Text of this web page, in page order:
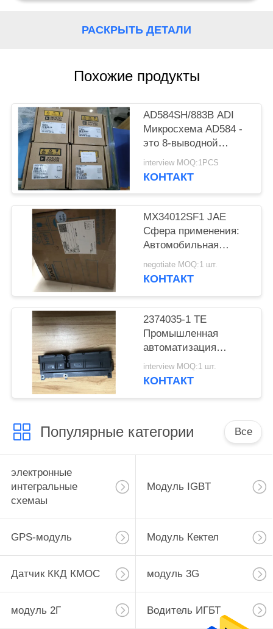
ПОЛИТИКА
КОНФИДЕНЦИАЛЬНОСТИ
РАСКРЫТЬ ДЕТАЛИ
Похожие продукты
AD584SH/883B ADI
Микросхема AD584 -
это 8-выводной
прецизионный
источник опорного
программирования
выводов.
interview MOQ:1PCS
КОНТАКТ
MX34012SF1 JAE
Сфера применения:
Автомобильная
женская розетка
negotiate MOQ:1 шт.
КОНТАКТ
2374035-1 TE
Промышленная
автоматизация
Потребительская
электроника
interview MOQ:1 шт.
КОНТАКТ
Популярные категории Все
электронные
интегральные
схемаы
Модуль IGBT
GPS-модуль Модуль Кектел
Датчик ККД КМОС модуль 3G
модуль 2Г Водитель ИГБТ